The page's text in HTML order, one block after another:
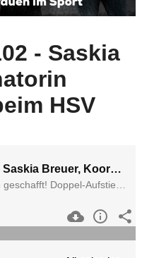
- Saskia
HSV
Team Member 102 - Saskia Breuer, Koordinatorin Frauenfußball beim HSV
Der HSV hat es endlich geschafft! Doppel-Aufstieg! Die Frauen des HSV sind 13 nach dem Zwangsabstieg erstklassig - und jetzt geht es erst richtig los!